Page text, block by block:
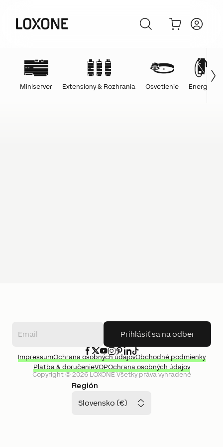
Miniserver Extensiony & Rozhrania Osvetlenie Energie
Prihlásiť sa na odber
Región
Slovensko (€)
Copyright ©2026LOXONEVšetky práva vyhradené
ImpressumOchrana osobných údajovObchodné podmienky
Platba & doručenieVOPOchrana osobných údajov